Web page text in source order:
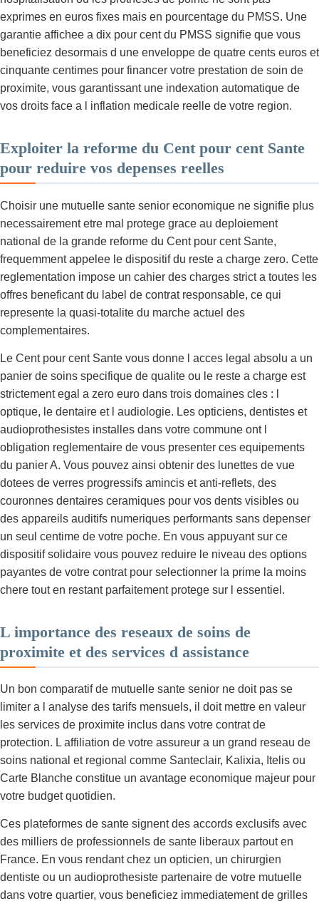
exprimes en euros fixes mais en pourcentage du PMSS. Une
garantie affichee a dix pour cent du PMSS signifie que vous
beneficiez desormais d une enveloppe de quatre cents euros et
cinquante centimes pour financer votre prestation de soin de
proximite, vous garantissant une indexation automatique de
vos droits face a l inflation medicale reelle de votre region.
Exploiter la reforme du Cent pour cent Sante
pour reduire vos depenses reelles
Choisir une mutuelle sante senior economique ne signifie plus
necessairement etre mal protege grace au deploiement
national de la grande reforme du Cent pour cent Sante,
frequemment appelee le dispositif du reste a charge zero. Cette
reglementation impose un cahier des charges strict a toutes les
offres beneficant du label de contrat responsable, ce qui
represente la quasi-totalite du marche actuel des
complementaires.
Le Cent pour cent Sante vous donne l acces legal absolu a un
panier de soins specifique de qualite ou le reste a charge est
strictement egal a zero euro dans trois domaines cles : l
optique, le dentaire et l audiologie. Les opticiens, dentistes et
audioprothesistes installes dans votre commune ont l
obligation reglementaire de vous presenter ces equipements
du panier A. Vous pouvez ainsi obtenir des lunettes de vue
dotees de verres progressifs amincis et anti-reflets, des
couronnes dentaires ceramiques pour vos dents visibles ou
des appareils auditifs numeriques performants sans depenser
un seul centime de votre poche. En vous appuyant sur ce
dispositif solidaire vous pouvez reduire le niveau des options
payantes de votre contrat pour selectionner la prime la moins
chere tout en restant parfaitement protege sur l essentiel.
L importance des reseaux de soins de
proximite et des services d assistance
Un bon comparatif de mutuelle sante senior ne doit pas se
limiter a l analyse des tarifs mensuels, il doit mettre en valeur
les services de proximite inclus dans votre contrat de
protection. L affiliation de votre assureur a un grand reseau de
soins national et regional comme Santeclair, Kalixia, Itelis ou
Carte Blanche constitue un avantage economique majeur pour
votre budget quotidien.
Ces plateformes de sante signent des accords exclusifs avec
des milliers de professionnels de sante liberaux partout en
France. En vous rendant chez un opticien, un chirurgien
dentiste ou un audioprothesiste partenaire de votre mutuelle
dans votre quartier, vous beneficiez immediatement de grilles